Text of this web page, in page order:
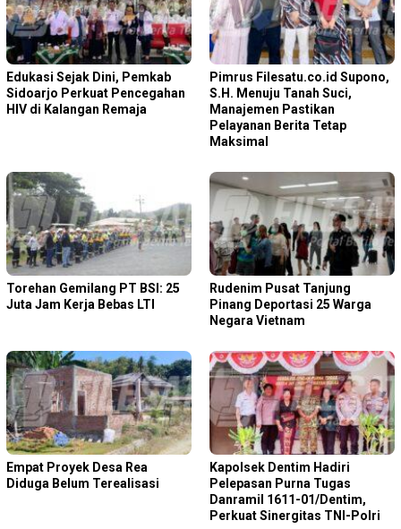
Edukasi Sejak Dini, Pemkab
Sidoarjo Perkuat Pencegahan
HIV di Kalangan Remaja
Pimrus Filesatu.co.id Supono,
S.H. Menuju Tanah Suci,
Manajemen Pastikan
Pelayanan Berita Tetap
Maksimal
Torehan Gemilang PT BSI: 25
Juta Jam Kerja Bebas LTI
Rudenim Pusat Tanjung
Pinang Deportasi 25 Warga
Negara Vietnam
Empat Proyek Desa Rea
Diduga Belum Terealisasi
Kapolsek Dentim Hadiri
Pelepasan Purna Tugas
Danramil 1611-01/Dentim,
Perkuat Sinergitas TNI-Polri